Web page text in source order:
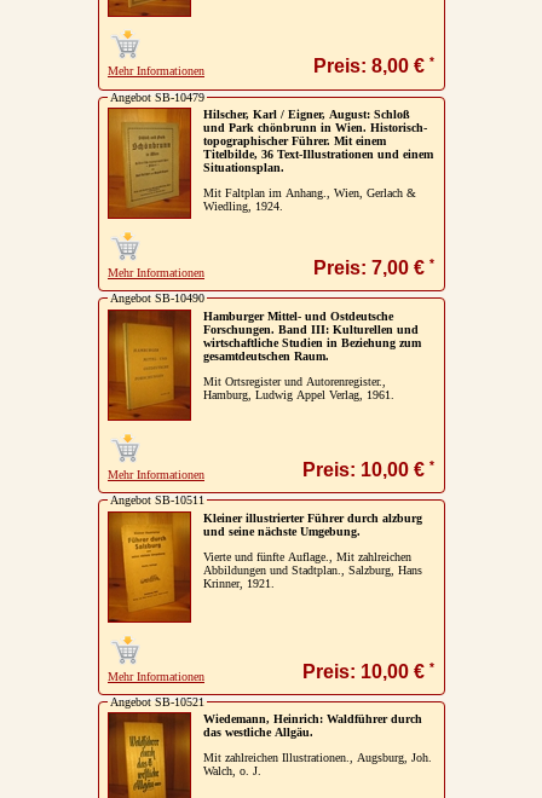
Mehr Informationen Preis: 8,00 € *
Angebot SB-10479
Hilscher, Karl / Eigner, August: Schloß
und Park chönbrunn in Wien. Historisch-
topographischer Führer. Mit einem
Titelbilde, 36 Text-Illustrationen und einem
Situationsplan.
Mit Faltplan im Anhang., Wien, Gerlach &
Wiedling, 1924.
Mehr Informationen Preis: 7,00 € *
Angebot SB-10490
Hamburger Mittel- und Ostdeutsche
Forschungen. Band III: Kulturellen und
wirtschaftliche Studien in Beziehung zum
gesamtdeutschen Raum.
Mit Ortsregister und Autorenregister.,
Hamburg, Ludwig Appel Verlag, 1961.
Mehr Informationen Preis: 10,00 € *
Angebot SB-10511
Kleiner illustrierter Führer durch alzburg
und seine nächste Umgebung.
Vierte und fünfte Auflage., Mit zahlreichen
Abbildungen und Stadtplan., Salzburg, Hans
Krinner, 1921.
Mehr Informationen Preis: 10,00 € *
Angebot SB-10521
Wiedemann, Heinrich: Waldführer durch
das westliche Allgäu.
Mit zahlreichen Illustrationen., Augsburg, Joh.
Walch, o. J.